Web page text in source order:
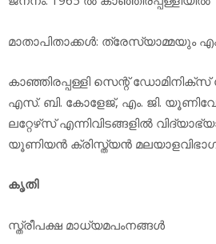
മാതാപിതാക്കള്‍: ത്രേസ്യാമ്മയും
കാഞ്ഞിരപ്പള്ളി സെന്റ് ഡോമിനിക്‌സ്
എസ്. ബി. കോളേജ്, എം. ജി.
ലറ്റേഴ്‌സ് എന്നിവിടങ്ങളില്‍
യൂണിയന്‍ ക്രിസ്ത്യന്‍
കൃതി
സ്ത്രീപക്ഷ മാധ്യമപംനങ്ങള്‍